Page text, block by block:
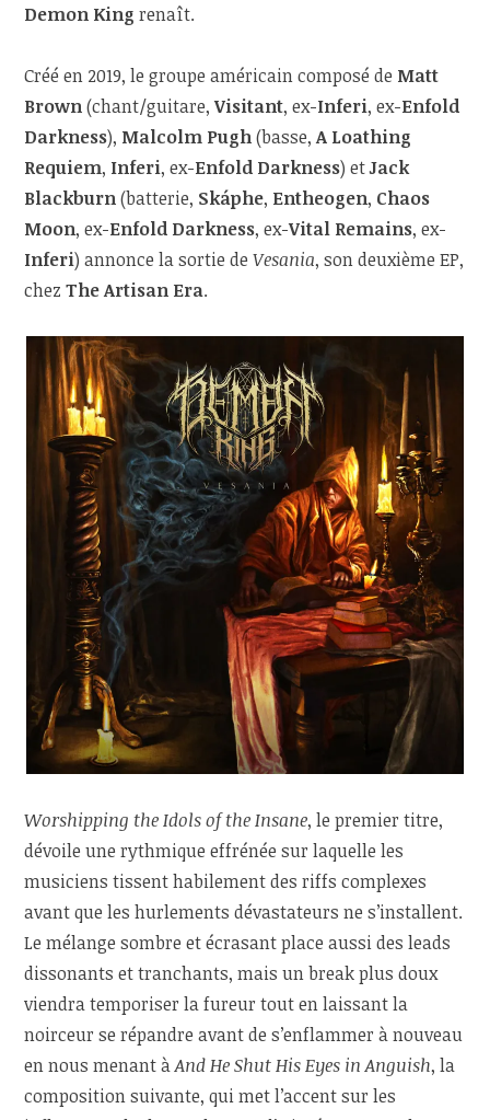
Demon King renaît.
Créé en 2019, le groupe américain composé de Matt
Brown(chant/guitare,Visitant, ex-Inferi, ex-Enfold
Darkness), Malcolm Pugh(basse,A Loathing
Requiem, Inferi, ex-Enfold Darkness) etJack
Blackburn(batterie, Skáphe, Entheogen, Chaos
Moon, ex-Enfold Darkness, ex-Vital Remains, ex-
Inferi) annonce la sortie deVesania, son deuxième EP,
chezThe Artisan Era.
Worshipping the Idols of the Insane, le premier titre,
dévoile une rythmique effrénée sur laquelle les
musiciens tissent habilement des riffs complexes
avant que les hurlements dévastateurs ne s’installent.
Le mélange sombre et écrasant place aussi des leads
dissonants et tranchants, mais un break plus doux
viendra temporiser la fureur tout en laissant la
noirceur se répandre avant de s’enflammer à nouveau
en nous menant àAnd He Shut His Eyes in Anguish, la
composition suivante, qui met l’accent sur les